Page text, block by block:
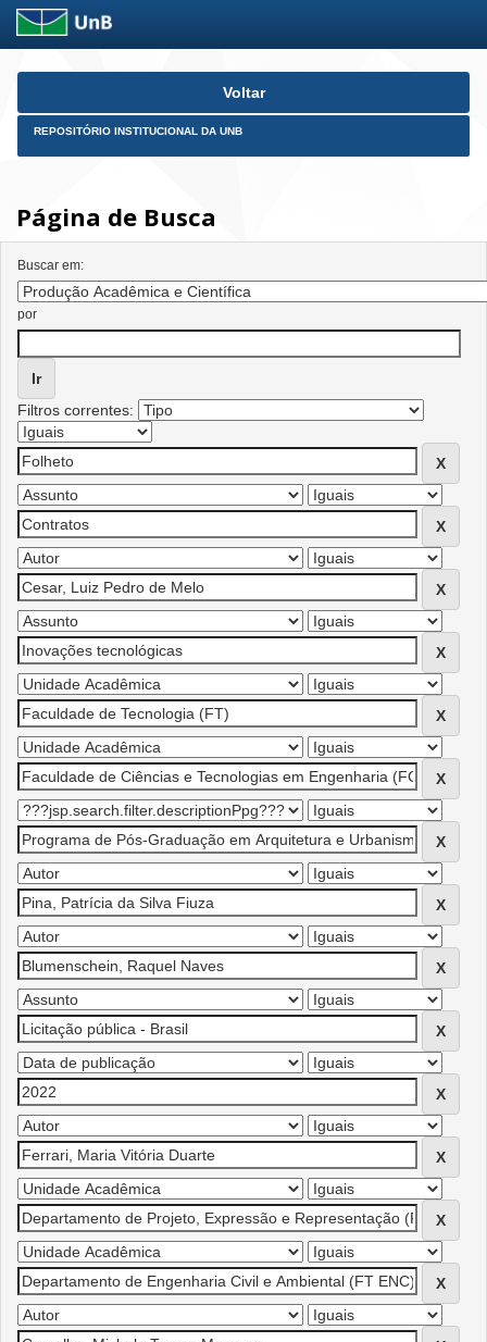
Skip
Voltar
REPOSITÓRIO INSTITUCIONAL DA UNB
Página de Busca
Buscar em:
por
Filtros correntes: